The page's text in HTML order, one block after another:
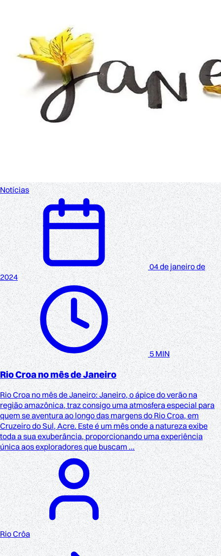
Notícias
04 de janeiro de
2024
5 MIN
Rio Croa no mês de Janeiro
Rio Croa no mês de Janeiro: Janeiro, o ápice do verão na
região amazônica, traz consigo uma atmosfera especial para
quem se aventura ao longo das margens do Rio Croa, em
Cruzeiro do Sul, Acre. Este é um mês onde a natureza exibe
toda a sua exuberância, proporcionando uma experiência
única aos exploradores que buscam ...
Rio Crôa